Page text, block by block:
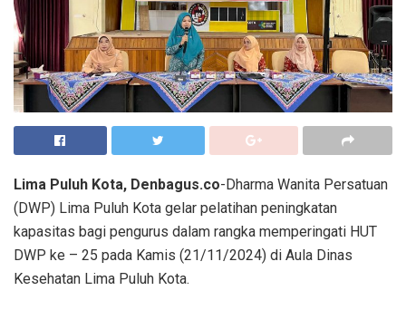
Lima Puluh Kota, Denbagus.co-Dharma Wanita Persatuan
(DWP) Lima Puluh Kota gelar pelatihan peningkatan
kapasitas bagi pengurus dalam rangka memperingati HUT
DWP ke – 25 pada Kamis (21/11/2024) di Aula Dinas
Kesehatan Lima Puluh Kota.